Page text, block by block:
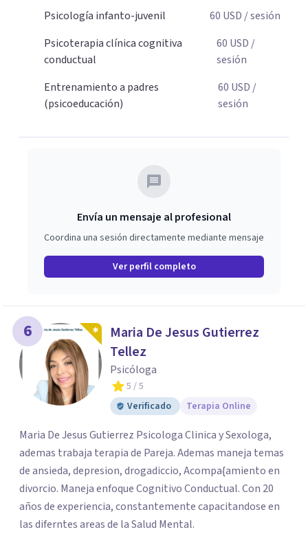
educar sin perder la paciencia ni el control. Si estás listo
para dar el primer paso hacia una convivencia familiar
más armoniosa, agenda tu sesión y empecemos a
Psicología infanto-juvenil
60 USD / sesión
Psicoterapia clínica cognitiva
conductual
60 USD /
sesión
Entrenamiento a padres
(psicoeducación)
60 USD /
sesión
Envía un mensaje al profesional
Coordina una sesión directamente mediante mensaje
Ver perfil completo
6
Maria De Jesus Gutierrez
Tellez
Psicóloga
5 / 5
Verificado
Terapia Online
Maria De Jesus Gutierrez Psicologa Clinica y Sexologa,
ademas trabaja terapia de Pareja. Ademas maneja temas
de ansieda, depresion, drogadiccio, Acompa{amiento en
divorcio. Maneja enfoque Cognitivo Conductual. Con 20
años de experiencia, constantemente capacitandose en
las diferntes areas de la Salud Mental.